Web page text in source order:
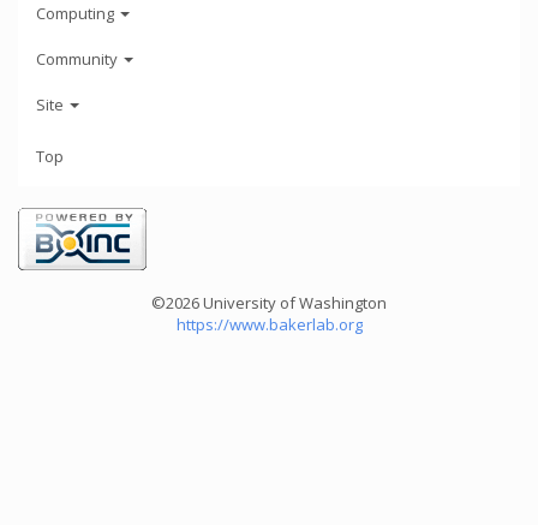
Computing
Community
Site
Top
©2026 University of Washington
https://www.bakerlab.org